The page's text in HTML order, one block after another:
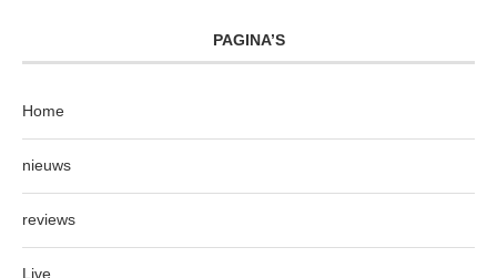
PAGINA’S
Home
nieuws
reviews
Live